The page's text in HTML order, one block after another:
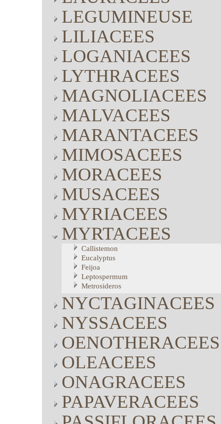
LEGUMINEUSE
LILIACEES
LOGANIACEES
LYTHRACEES
MAGNOLIACEES
MALVACEES
MARANTACEES
MIMOSACEES
MORACEES
MUSACEES
MYRIACEES
MYRTACEES
Callistemon
Eucalyptus
Feijoa
Leptospermum
Metrosideros
NYCTAGINACEES
NYSSACEES
OENOTHERACEES
OLEACEES
ONAGRACEES
PAPAVERACEES